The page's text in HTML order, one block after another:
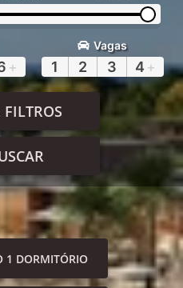
+
Vagas
1 2 3 4 +
1 DORMITÓRIO